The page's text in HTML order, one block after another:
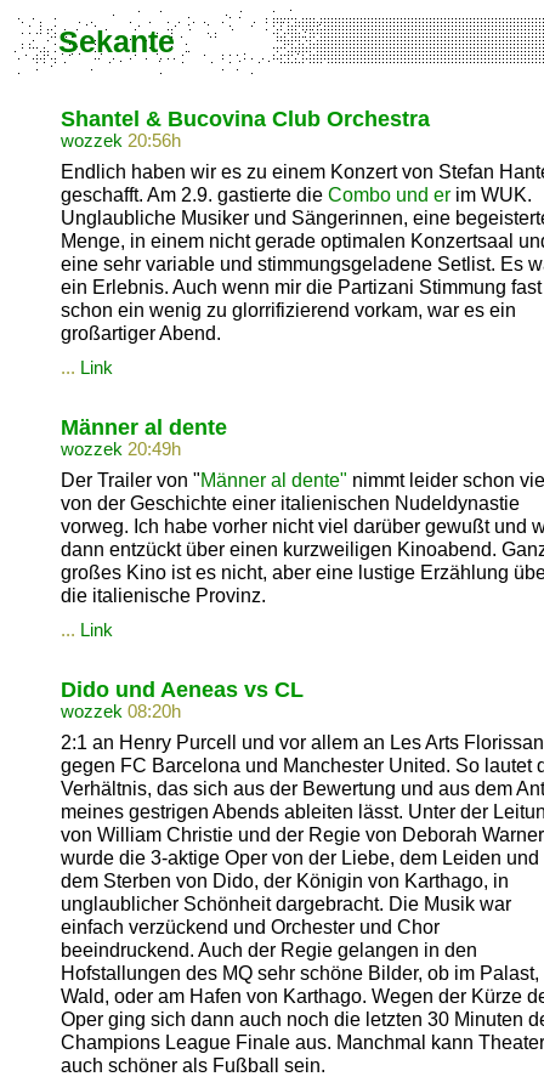
Sekante
Shantel & Bucovina Club Orchestra
wozzek 20:56h
Endlich haben wir es zu einem Konzert von Stefan
geschafft. Am 2.9. gastierte die Combo und er im WUK.
Unglaubliche Musiker und Sängerinnen, eine
Menge, in einem nicht gerade optimalen Konzertsaal
eine sehr variable und stimmungsgeladene Setlist. Es
ein Erlebnis. Auch wenn mir die Partizani Stimmung fast
schon ein wenig zu glorrifizierend vorkam, war es ein
großartiger Abend.
... Link
Männer al dente
wozzek 20:49h
Der Trailer von "Männer al dente" nimmt leider schon
von der Geschichte einer italienischen Nudeldynastie
vorweg. Ich habe vorher nicht viel darüber gewußt und
dann entzückt über einen kurzweiligen Kinoabend.
großes Kino ist es nicht, aber eine lustige Erzählung
die italienische Provinz.
... Link
Dido und Aeneas vs CL
wozzek 08:20h
2:1 an Henry Purcell und vor allem an Les Arts
gegen FC Barcelona und Manchester United. So lautet
Verhältnis, das sich aus der Bewertung und aus dem
meines gestrigen Abends ableiten lässt. Unter der
von William Christie und der Regie von Deborah Warner
wurde die 3-aktige Oper von der Liebe, dem Leiden und
dem Sterben von Dido, der Königin von Karthago, in
unglaublicher Schönheit dargebracht. Die Musik war
einfach verzückend und Orchester und Chor
beeindruckend. Auch der Regie gelangen in den
Hofstallungen des MQ sehr schöne Bilder, ob im Palast,
Wald, oder am Hafen von Karthago. Wegen der Kürze
Oper ging sich dann auch noch die letzten 30 Minuten
Champions League Finale aus. Manchmal kann Theater
auch schöner als Fußball sein.